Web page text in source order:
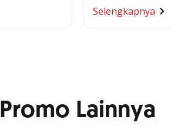
Selengkapnya
Promo Lainnya